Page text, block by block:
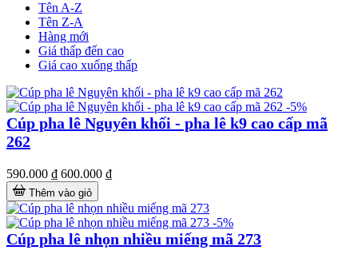
Tên A-Z
Tên Z-A
Hàng mới
Giá thấp đến cao
Giá cao xuống thấp
-5%
Cúp pha lê Nguyên khối - pha lê k9 cao cấp mã
262
590.000 ₫ 600.000 ₫
Thêm vào giỏ
-5%
Cúp pha lê nhọn nhiều miếng mã 273